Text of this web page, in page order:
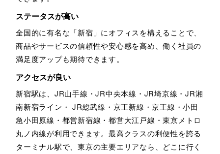
ステータスが高い
全国的に有名な「新宿」にオフィスを構えることで、
商品やサービスの信頼性や安心感を高め、働く社員の
満足度アップも期待できます。
アクセスが良い
新宿駅は、JR山手線・JR中央本線・JR埼京線・JR湘
南新宿ライン・ JR総武線・京王新線・京王線・小田
急小田原線・都営新宿線・都営大江戸線・東京メトロ
丸ノ内線が利用できます。最高クラスの利便性を誇る
ターミナル駅で、東京の主要エリアなら、どこに行く